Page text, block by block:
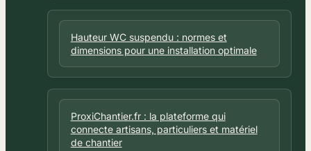
Hauteur WC suspendu : normes et
dimensions pour une installation optimale
ProxiChantier.fr : la plateforme qui
connecte artisans, particuliers et matériel
de chantier